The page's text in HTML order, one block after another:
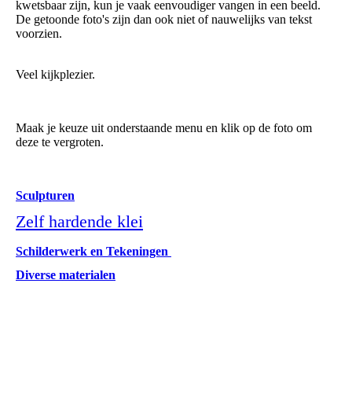
kwetsbaar zijn, kun je vaak eenvoudiger vangen in een beeld.
De getoonde foto's zijn dan ook niet of nauwelijks van tekst
voorzien.
Veel kijkplezier.
Maak je keuze uit onderstaande menu en klik op de foto om
deze te vergroten.
Sculpturen
Zelf hardende klei
Schilderwerk en Tekeningen
Diverse materialen